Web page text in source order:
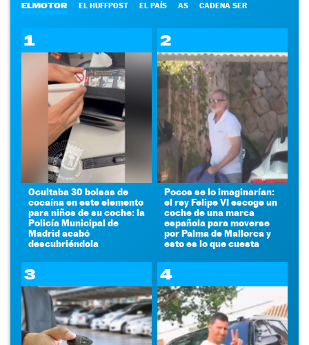
ELMOTOR EL HUFFPOST EL PAÍS AS CADENA SER
1
Ocultaba 30 bolsas de
cocaína en este elemento
para niños de su coche: la
Policía Municipal de
Madrid acabó
descubriéndola
2
Pocos se lo imaginarían:
el rey Felipe VI escoge un
coche de una marca
española para moverse
por Palma de Mallorca y
esto es lo que cuesta
3 4